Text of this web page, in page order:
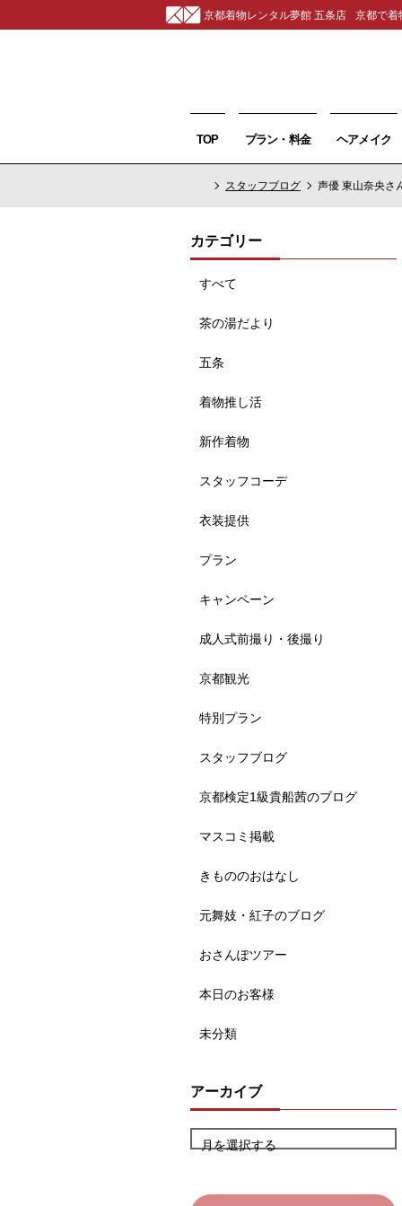
京都着物レンタル夢館 五条店 京都で着
TOP プラン・料金 ヘアメイク
スタッフブログ 声優 東山奈央さ
カテゴリー
すべて
茶の湯だより
五条
着物推し活
新作着物
スタッフコーデ
衣装提供
プラン
キャンペーン
成人式前撮り・後撮り
京都観光
特別プラン
スタッフブログ
京都検定1級貴船茜のブログ
マスコミ掲載
きもののおはなし
元舞妓・紅子のブログ
おさんぽツアー
本日のお客様
未分類
アーカイブ
月を選択する